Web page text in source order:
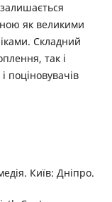
ною як великими
Складний
так і
поціновувачів
Київ: Дніпро.